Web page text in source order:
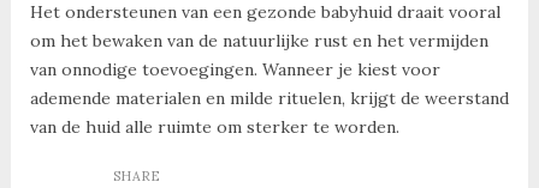
Het ondersteunen van een gezonde babyhuid draait vooral
om het bewaken van de natuurlijke rust en het vermijden
van onnodige toevoegingen. Wanneer je kiest voor
ademende materialen en milde rituelen, krijgt de weerstand
van de huid alle ruimte om sterker te worden.
SHARE